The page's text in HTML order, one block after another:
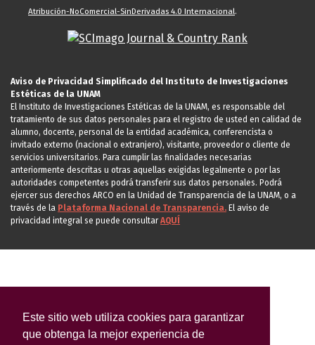
Este sitio web utiliza cookies para garantizar
que obtenga la mejor experiencia de
Atribución-NoComercial-SinDerivadas 4.0 Internacional.
Aviso de Privacidad Simplificado del Instituto de Investigaciones
Estéticas de la UNAM
El Instituto de Investigaciones Estéticas de la UNAM, es responsable del
tratamiento de sus datos personales para el registro de usted en calidad de
alumno, docente, personal de la entidad académica, conferencista o
invitado externo (nacional o extranjero), visitante, proveedor o cliente de
servicios universitarios. Para cumplir las finalidades necesarias
anteriormente descritas u otras aquellas exigidas legalmente o por las
autoridades competentes podrá transferir sus datos personales. Podrá
ejercer sus derechos ARCO en la Unidad de Transparencia de la UNAM, o a
través de la Plataforma Nacional de Transparencia. El aviso de
privacidad integral se puede consultarAQUÍ